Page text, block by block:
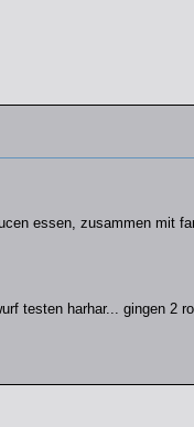
essen, zusammen mit
testen harhar... gingen 2